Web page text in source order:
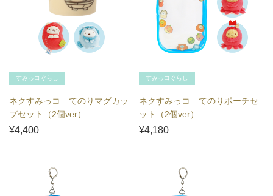
すみっコぐらし
ネクすみっコ てのりマグカッ
プセット（2個ver）
¥4,400
すみっコぐらし
ネクすみっコ てのりポーチセ
ット（2個ver）
¥4,180